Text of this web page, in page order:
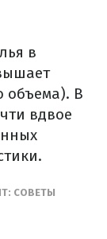
в
объема). В
вдвое
СОВЕТЫ